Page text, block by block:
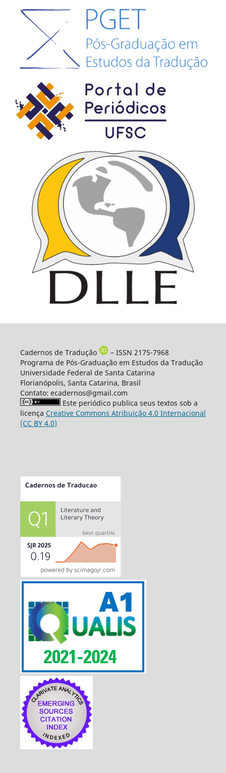
Cadernos de Tradução
– ISSN 2175-7968
Programa de Pós-Graduação em Estudos da Tradução
Universidade Federal de Santa Catarina
Florianópolis, Santa Catarina, Brasil
Contato: ecadernos@gmail.com
Este periódico publica seus textos sob a
licença Creative Commons Atribuição 4.0 Internacional
(CC BY 4.0)